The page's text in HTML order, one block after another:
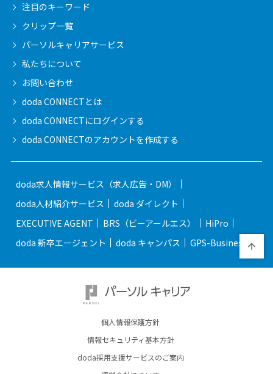
注目のキーワード
クリップ一覧
パーソルキャリアサービス
私たちについて
お問い合わせ
doda CONNECTとは
doda CONNECTにログインする
doda CONNECTのアカウントを作成する
doda求人情報サービス（求人広告・DM）
doda人材紹介サービス
doda ダイレクト
EXECUTIVE AGENT
BRS（ビーアールエス）
HiPro
doda 新卒エージェント
doda キャンパス GPS-Business
個人情報保護方針
情報セキュリティ基本方針
doda採用支援サービスのご案内